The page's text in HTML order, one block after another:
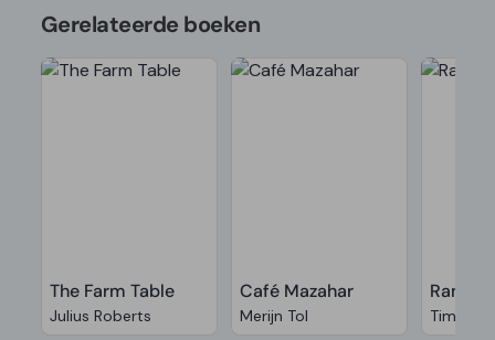
Gerelateerde boeken
The Farm Table
Julius Roberts
Café Mazahar
Merijn Tol
Ramen
Tim